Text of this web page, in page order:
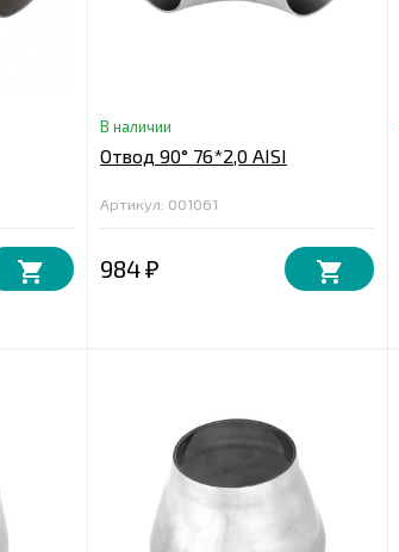
В наличии
Отвод 90° 76*2,0 AISI
Артикул: 001061
984 ₽